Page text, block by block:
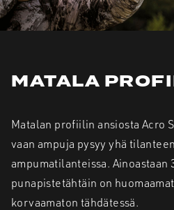
MATALA
Matalan profiilin ansiosta Acro
vaan ampuja pysyy yhä
ampumatilanteissa. Ainoastaan
punapistetähtäin on
korvaamaton tähdätessä.